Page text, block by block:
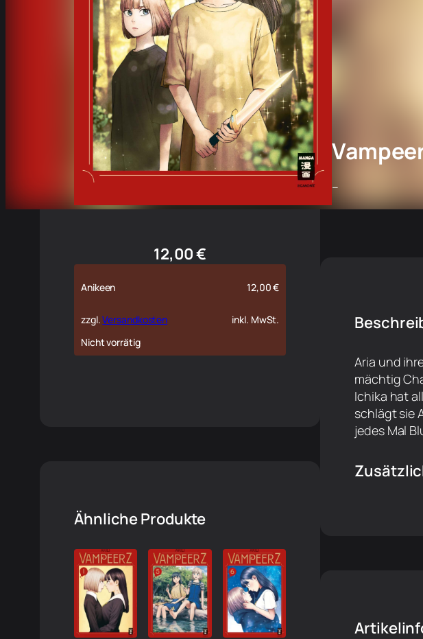
–
12,00€
Anikeen 12,00€
zzgl.Versandkosten
inkl. MwSt.
Nicht vorrätig
Ähnliche Produkte
Aria und
mächtig
Ichika hat
schlägt sie
jedes Mal